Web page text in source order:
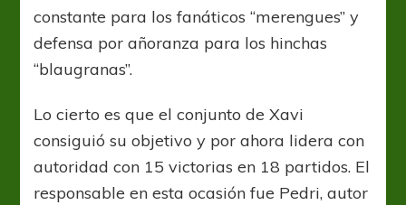
constante para los fanáticos “merengues” y
defensa por añoranza para los hinchas
“blaugranas”.
Lo cierto es que el conjunto de Xavi
consiguió su objetivo y por ahora lidera con
autoridad con 15 victorias en 18 partidos. El
responsable en esta ocasión fue Pedri, autor